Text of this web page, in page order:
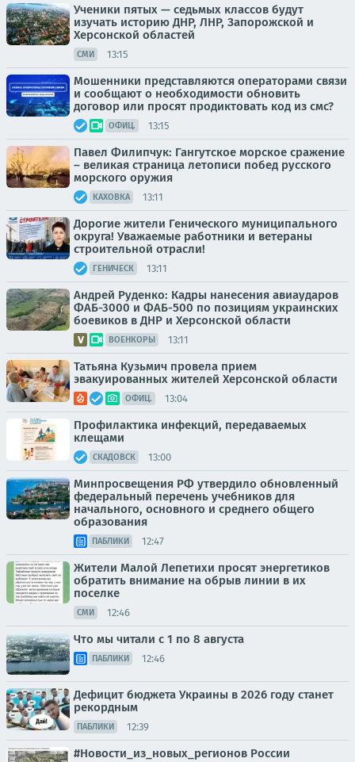
Ученики пятых — седьмых классов будут
изучать историю ДНР, ЛНР, Запорожской и
Херсонской областей
СМИ 13:15
Мошенники представляются операторами связи
и сообщают о необходимости обновить
договор или просят продиктовать код из смс?
ОФИЦ. 13:15
Павел Филипчук: Гангутское морское сражение
– великая страница летописи побед русского
морского оружия
КАХОВКА 13:11
Дорогие жители Генического муниципального
округа! Уважаемые работники и ветераны
строительной отрасли!
ГЕНИЧЕСК 13:11
Андрей Руденко: Кадры нанесения авиаударов
ФАБ-3000 и ФАБ-500 по позициям украинских
боевиков в ДНР и Херсонской области
ВОЕНКОРЫ 13:11
Татьяна Кузьмич провела прием
эвакуированных жителей Херсонской области
ОФИЦ. 13:04
Профилактика инфекций, передаваемых
клещами
СКАДОВСК 13:00
Минпросвещения РФ утвердило обновленный
федеральный перечень учебников для
начального, основного и среднего общего
образования
ПАБЛИКИ 12:47
Жители Малой Лепетихи просят энергетиков
обратить внимание на обрыв линии в их
поселке
СМИ 12:46
Что мы читали с 1 по 8 августа
ПАБЛИКИ 12:46
Дефицит бюджета Украины в 2026 году станет
рекордным
ПАБЛИКИ 12:39
#Новости_из_новых_регионов России